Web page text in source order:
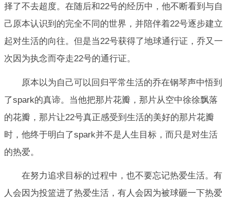
择了不去超度。在随后和22号的经历中，他不断看到与自
己原本认识到的完全不同的世界，并陪伴着22号逐步建立
起对生活的向往。但是当22号获得了地球通行证，乔又一
次因为执念而夺走22号的通行证。
原本以为自己可以回归平常生活的乔在钢琴声中悟到
了spark的真谛。当他把那片花瓣，那片从空中徐徐飘落
的花瓣，那片让22号真正感受到生活的美好的那片花瓣
时，他终于明白了spark并不是人生目标，而只是对生活
的热爱。
在努力追求目标的过程中，也不要忘记热爱生活。有
人会因为投篮进了热爱生活，有人会因为被球砸一下热爱